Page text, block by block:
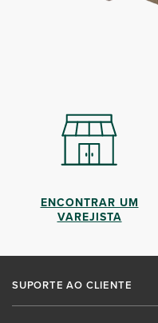
ENCONTRAR UM
VAREJISTA
SUPORTE AO CLIENTE